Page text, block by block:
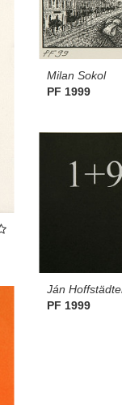
Milan Sokol
PF 1999
Ján
PF 1999